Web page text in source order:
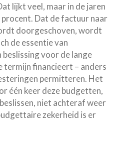
lijkt veel, maar in de jaren
Dat de factuur naar
doorgeschoven, wordt
de essentie van
beslissing voor de lange
termijn financieert – anders
permitteren. Het
één keer deze budgetten,
niet achteraf weer
zekerheid is er